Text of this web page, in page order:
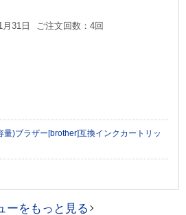
月31日 ご注文回数：4回
量)ブラザー[brother]互換インクカートリッ
ーをもっと見る